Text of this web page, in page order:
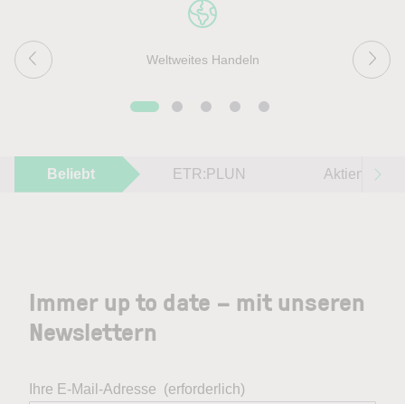
Weltweites Handeln
Beliebt ETR:PLUN Aktien im
Immer up to date – mit unseren
Newslettern
Ihre E-Mail-Adresse (erforderlich)